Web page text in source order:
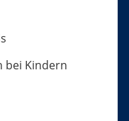
bei Kindern